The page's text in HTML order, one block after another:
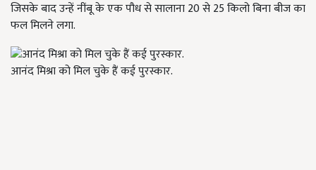
जिसके बाद उन्हें नींबू के एक पौध से सालाना 20 से 25 किलो बिना बीज का
फल मिलने लगा.
आनंद मिश्रा को मिल चुके हैं कई पुरस्कार.